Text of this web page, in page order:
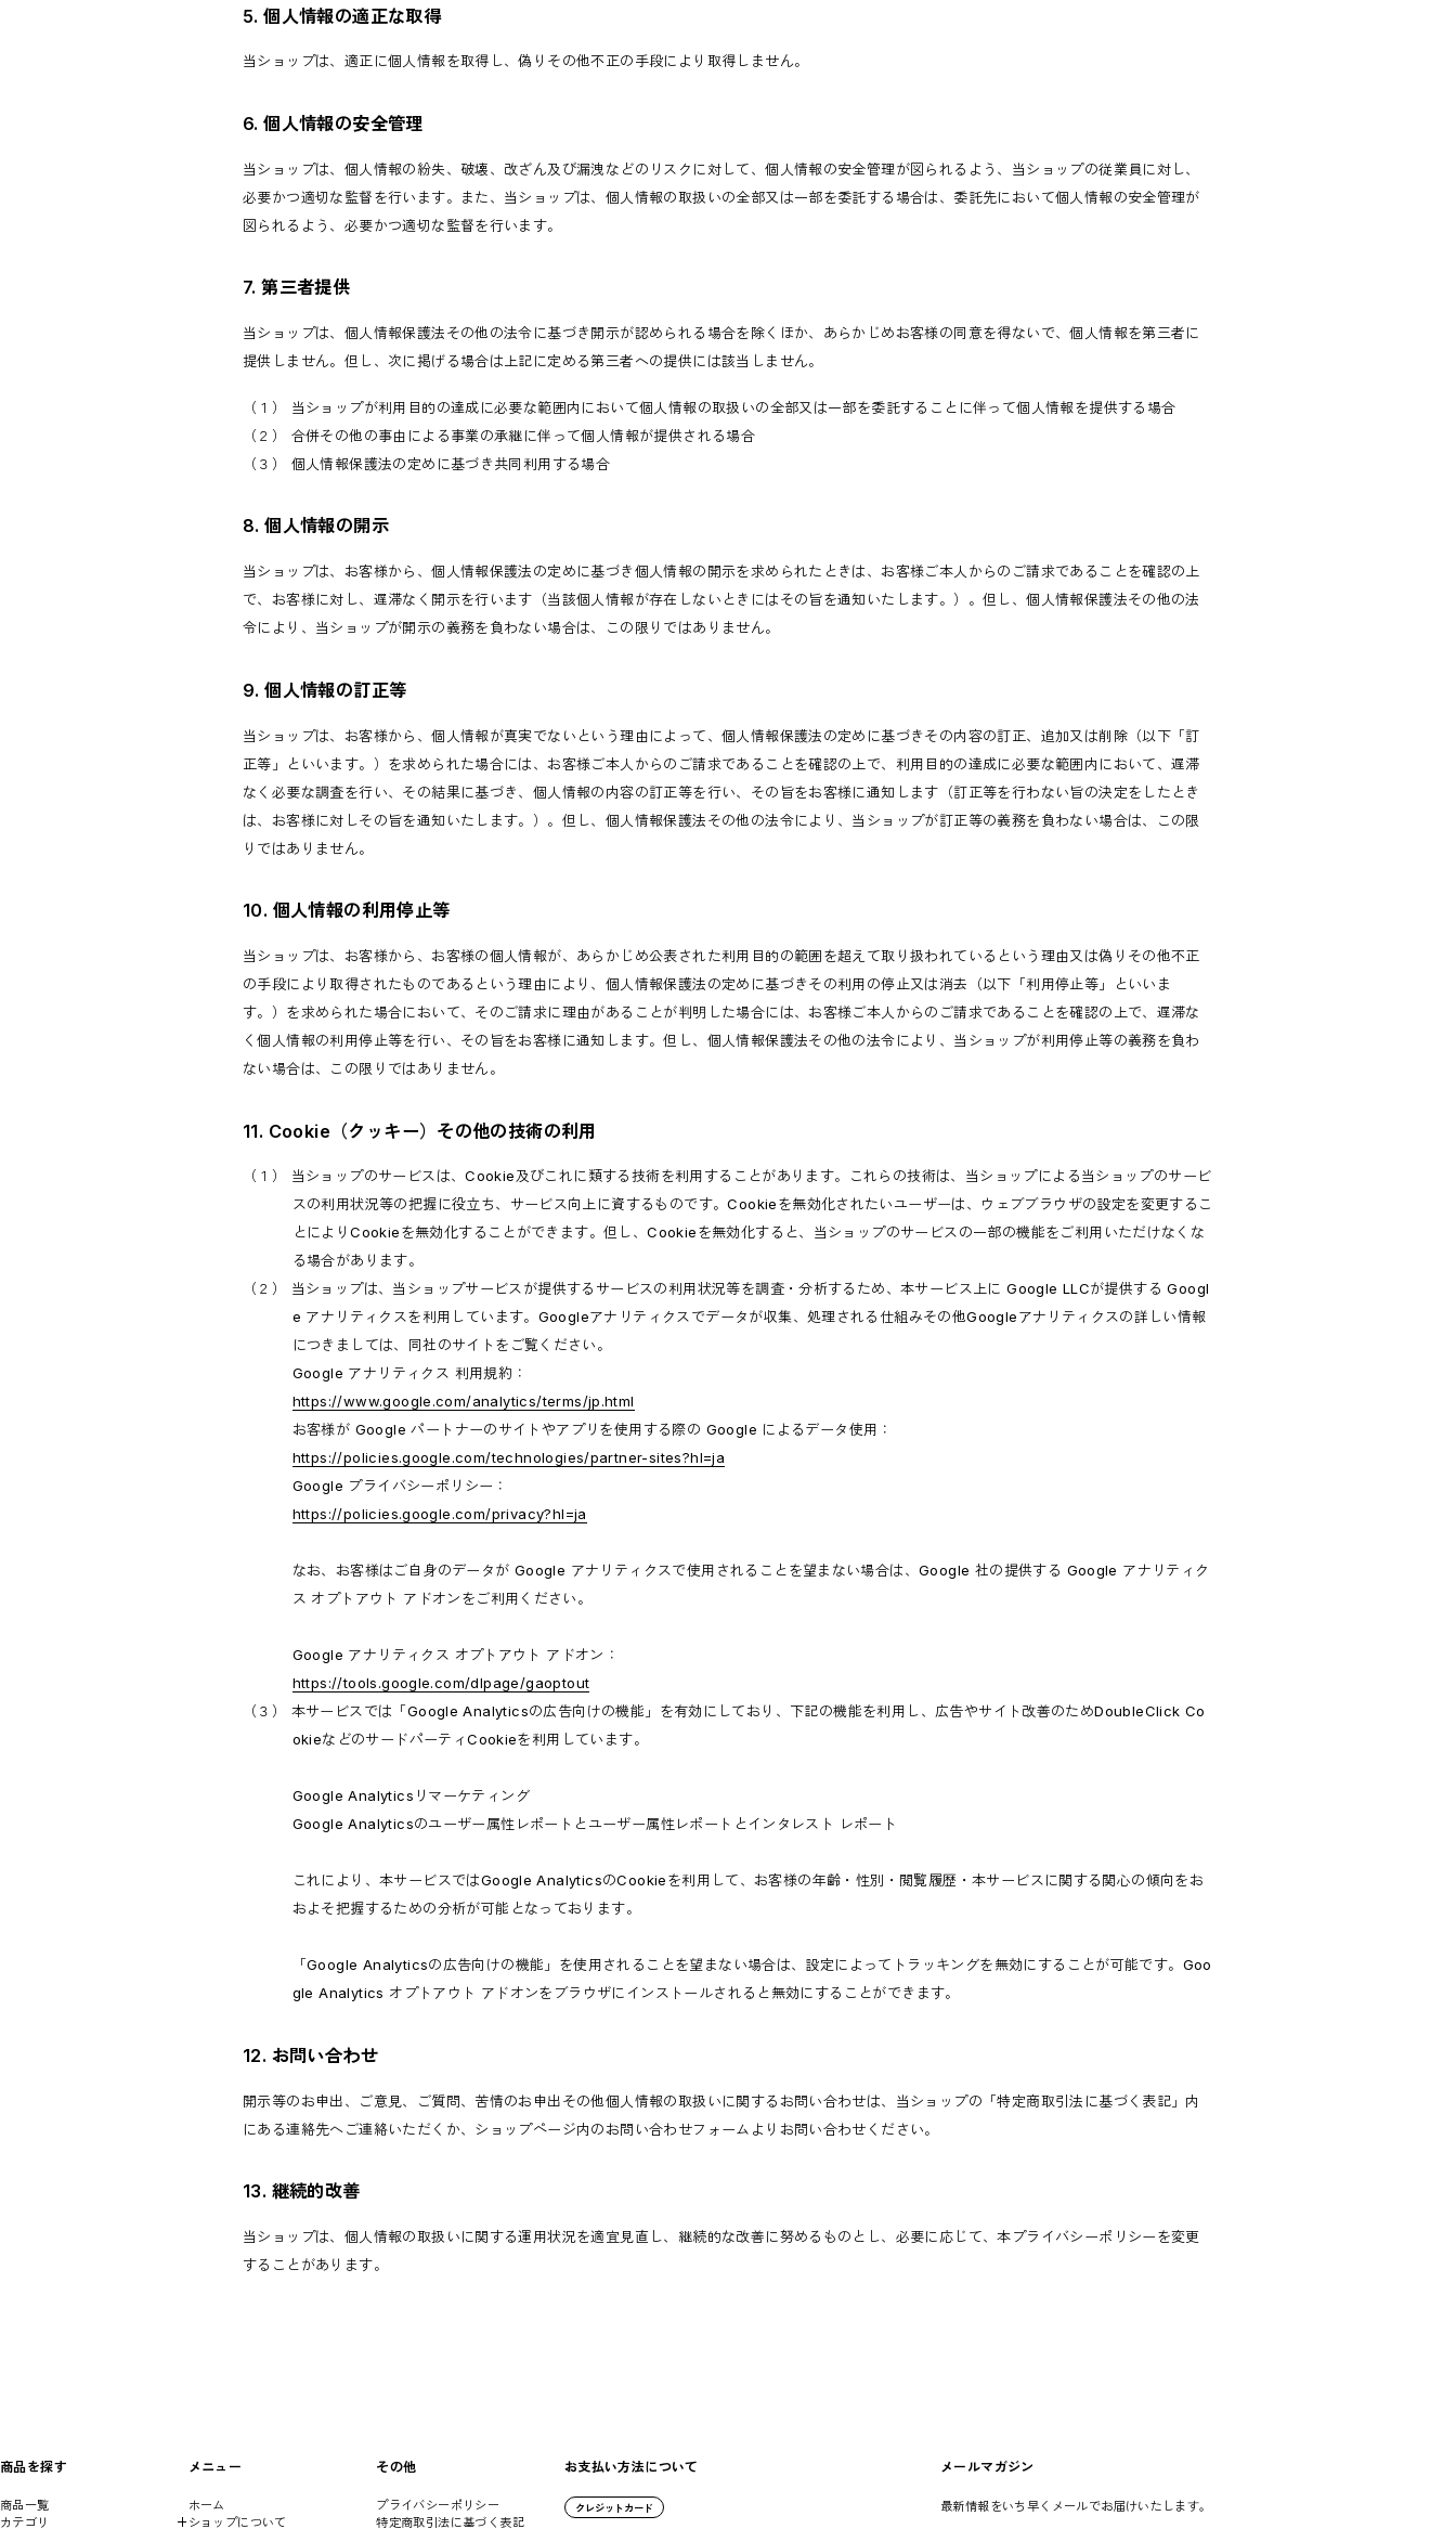
5. 個人情報の適正な取得
当ショップは、適正に個人情報を取得し、偽りその他不正の手段により取得しません。
6. 個人情報の安全管理
当ショップは、個人情報の紛失、破壊、改ざん及び漏洩などのリスクに対して、個人情報の安全管理が図られるよう、当ショップの従業員に対し、
必要かつ適切な監督を行います。また、当ショップは、個人情報の取扱いの全部又は一部を委託する場合は、委託先において個人情報の安全管理が
図られるよう、必要かつ適切な監督を行います。
7. 第三者提供
当ショップは、個人情報保護法その他の法令に基づき開示が認められる場合を除くほか、あらかじめお客様の同意を得ないで、個人情報を第三者に
提供しません。但し、次に掲げる場合は上記に定める第三者への提供には該当しません。
（１） 当ショップが利用目的の達成に必要な範囲内において個人情報の取扱いの全部又は一部を委託することに伴って個人情報を提供する場合
（２） 合併その他の事由による事業の承継に伴って個人情報が提供される場合
（３） 個人情報保護法の定めに基づき共同利用する場合
8. 個人情報の開示
当ショップは、お客様から、個人情報保護法の定めに基づき個人情報の開示を求められたときは、お客様ご本人からのご請求であることを確認の上
で、お客様に対し、遅滞なく開示を行います（当該個人情報が存在しないときにはその旨を通知いたします。）。但し、個人情報保護法その他の法
令により、当ショップが開示の義務を負わない場合は、この限りではありません。
9. 個人情報の訂正等
当ショップは、お客様から、個人情報が真実でないという理由によって、個人情報保護法の定めに基づきその内容の訂正、追加又は削除（以下「訂
正等」といいます。）を求められた場合には、お客様ご本人からのご請求であることを確認の上で、利用目的の達成に必要な範囲内において、遅滞
なく必要な調査を行い、その結果に基づき、個人情報の内容の訂正等を行い、その旨をお客様に通知します（訂正等を行わない旨の決定をしたとき
は、お客様に対しその旨を通知いたします。）。但し、個人情報保護法その他の法令により、当ショップが訂正等の義務を負わない場合は、この限
りではありません。
10. 個人情報の利用停止等
当ショップは、お客様から、お客様の個人情報が、あらかじめ公表された利用目的の範囲を超えて取り扱われているという理由又は偽りその他不正
の手段により取得されたものであるという理由により、個人情報保護法の定めに基づきその利用の停止又は消去（以下「利用停止等」といいま
す。）を求められた場合において、そのご請求に理由があることが判明した場合には、お客様ご本人からのご請求であることを確認の上で、遅滞な
く個人情報の利用停止等を行い、その旨をお客様に通知します。但し、個人情報保護法その他の法令により、当ショップが利用停止等の義務を負わ
ない場合は、この限りではありません。
11. Cookie（クッキー）その他の技術の利用
（１） 当ショップのサービスは、Cookie及びこれに類する技術を利用することがあります。これらの技術は、当ショップによる当ショップのサービ
スの利用状況等の把握に役立ち、サービス向上に資するものです。Cookieを無効化されたいユーザーは、ウェブブラウザの設定を変更するこ
とによりCookieを無効化することができます。但し、Cookieを無効化すると、当ショップのサービスの一部の機能をご利用いただけなくな
る場合があります。
（２） 当ショップは、当ショップサービスが提供するサービスの利用状況等を調査・分析するため、本サービス上に Google LLCが提供する Googl
e アナリティクスを利用しています。Googleアナリティクスでデータが収集、処理される仕組みその他Googleアナリティクスの詳しい情報
につきましては、同社のサイトをご覧ください。
Google アナリティクス 利用規約：
https://www.google.com/analytics/terms/jp.html
お客様が Google パートナーのサイトやアプリを使用する際の Google によるデータ使用：
https://policies.google.com/technologies/partner-sites?hl=ja
Google プライバシーポリシー：
https://policies.google.com/privacy?hl=ja
なお、お客様はご自身のデータが Google アナリティクスで使用されることを望まない場合は、Google 社の提供する Google アナリティク
ス オプトアウト アドオンをご利用ください。
Google アナリティクス オプトアウト アドオン：
https://tools.google.com/dlpage/gaoptout
（３） 本サービスでは「Google Analyticsの広告向けの機能」を有効にしており、下記の機能を利用し、広告やサイト改善のためDoubleClick Co
okieなどのサードパーティCookieを利用しています。
Google Analyticsリマーケティング
Google Analyticsのユーザー属性レポートとユーザー属性レポートとインタレスト レポート
これにより、本サービスではGoogle AnalyticsのCookieを利用して、お客様の年齢・性別・閲覧履歴・本サービスに関する関心の傾向をお
およそ把握するための分析が可能となっております。
「Google Analyticsの広告向けの機能」を使用されることを望まない場合は、設定によってトラッキングを無効にすることが可能です。Goo
gle Analytics オプトアウト アドオンをブラウザにインストールされると無効にすることができます。
12. お問い合わせ
開示等のお申出、ご意見、ご質問、苦情のお申出その他個人情報の取扱いに関するお問い合わせは、当ショップの「特定商取引法に基づく表記」内
にある連絡先へご連絡いただくか、ショップページ内のお問い合わせフォームよりお問い合わせください。
13. 継続的改善
当ショップは、個人情報の取扱いに関する運用状況を適宜見直し、継続的な改善に努めるものとし、必要に応じて、本プライバシーポリシーを変更
することがあります。
商品を探す
商品一覧
カテゴリ
メニュー
ホーム
ショップについて
その他
プライバシーポリシー
特定商取引法に基づく表記
お支払い方法について
クレジットカード
メールマガジン
最新情報をいち早くメールでお届けいたします。